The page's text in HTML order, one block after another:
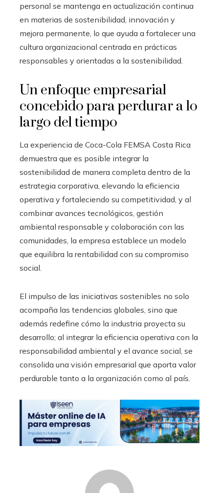
personal se mantenga en actualización continua
en materias de sostenibilidad, innovación y
mejora permanente, lo que ayuda a fortalecer una
cultura organizacional centrada en prácticas
responsables y orientadas a la sostenibilidad.
Un enfoque empresarial
concebido para perdurar a lo
largo del tiempo
La experiencia de Coca-Cola FEMSA Costa Rica
demuestra que es posible integrar la
sostenibilidad de manera completa dentro de la
estrategia corporativa, elevando la eficiencia
operativa y fortaleciendo su competitividad, y al
combinar avances tecnológicos, gestión
ambiental responsable y colaboración con las
comunidades, la empresa establece un modelo
que equilibra la rentabilidad con su compromiso
social.
El impulso de las iniciativas sostenibles no solo
acompaña las tendencias globales, sino que
además redefine cómo la industria proyecta su
desarrollo; al integrar la eficiencia operativa con la
responsabilidad ambiental y el avance social, se
consolida una visión empresarial que aporta valor
perdurable tanto a la organización como al país.